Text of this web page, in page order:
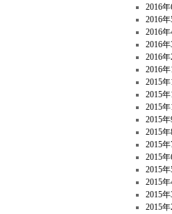
2016年
2016年
2016年
2016年
2016年
2016年
2015年
2015年
2015年
2015年
2015年
2015年
2015年
2015年
2015年
2015年
2015年